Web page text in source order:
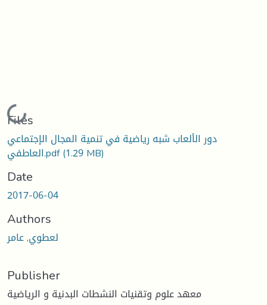
Files
دور الألعاب شبه رياضية في تنمية المجال الإجتماعي
العاطفي.pdf(1.29 MB)
Date
2017-06-04
Authors
لعطوي, عامر
Publisher
معهد علوم وتقنيات النشطات البدنية و الرياضية